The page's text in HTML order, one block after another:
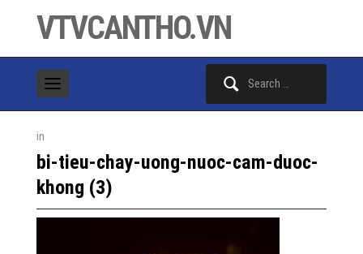
VTVCANTHO.VN
in
bi-tieu-chay-uong-nuoc-cam-duoc-
khong (3)